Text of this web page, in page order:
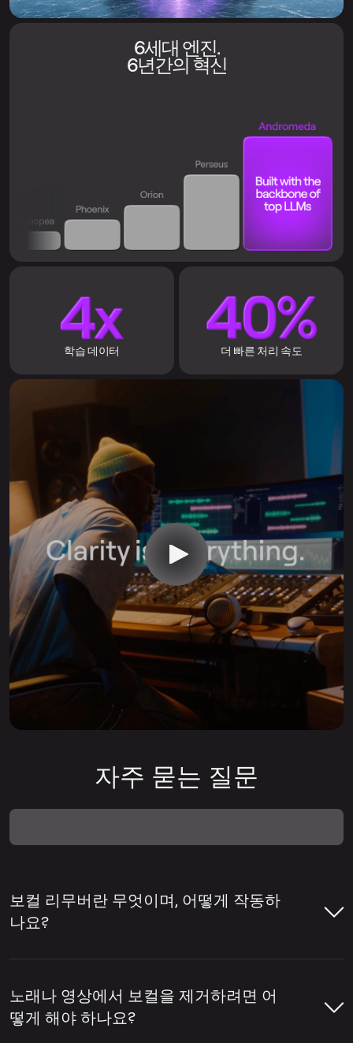
6세대 엔진.
6년간의 혁신
학습 데이터 더 빠른 처리 속도
자주 묻는 질문
보컬 리무버란 무엇이며, 어떻게 작동하
나요?
주와 보컬을 분리하는 데 도움을 주는 도구입
니다. 보컬 리무버는 노래방용 트랙 제작, 아카
노래나 영상에서 보컬을 제거하려면 어
떻게 해야 하나요?